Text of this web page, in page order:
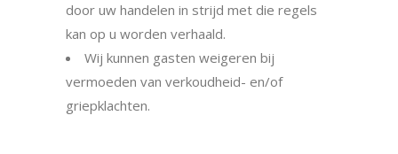
door uw handelen in strijd met die regels
kan op u worden verhaald.
Wij kunnen gasten weigeren bij
vermoeden van verkoudheid- en/of
griepklachten.